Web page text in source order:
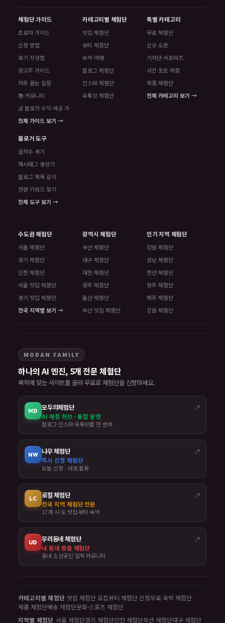
체험단 가이드
초보자 가이드
신청 방법
후기 작성법
광고주 가이드
자주 묻는 질문
📚 커뮤니티
💰 블로거 수익·세금 가이드
전체 가이드 보기 →
카테고리별 체험단
맛집 체험단
뷰티 체험단
숙박·여행
블로그 체험단
인스타 체험단
유튜브 체험단
특별 카테고리
무료 체험단
신규 오픈
기자단·서포터즈
사진·포토 체험
제품 체험단
전체 카테고리 보기 →
블로거 도구
글자수 세기
해시태그 생성기
블로그 제목 길이
연관 키워드 찾기
전체 도구 보기 →
수도권 체험단
서울 체험단
경기 체험단
인천 체험단
서울 맛집 체험단
경기 맛집 체험단
전국 지역별 보기 →
광역시 체험단
부산 체험단
대구 체험단
대전 체험단
광주 체험단
울산 체험단
부산 맛집 체험단
인기 지역 체험단
창원 체험단
성남 체험단
천안 체험단
청주 체험단
제주 체험단
강원 체험단
MODAN FAMILY
하나의 AI 엔진, 5개 전문 체험단
목적에 맞는 사이트를 골라 무료로 체험단을 신청하세요.
MD 모두의체험단 ↗
AI 매칭 허브 · 통합 운영
블로그·인스타·유튜브를 한 번에
NW 나우 체험단 ↗
즉시 신청 체험단
오늘 신청 · 바로 활동
LC 로컬 체험단 ↗
전국 지역 체험단 전문
17개 시·도 맛집·뷰티·숙박
UD 우리동네 체험단 ↗
내 동네 맞춤 체험단
동네 소상공인 밀착 커뮤니티
카테고리별 체험단 맛집 체험단 모집뷰티 체험단 신청무료 숙박 체험단
제품 체험단배송 체험단문화·스포츠 체험단
지역별 체험단 서울 체험단경기 체험단인천 체험단부산 체험단대구 체험단